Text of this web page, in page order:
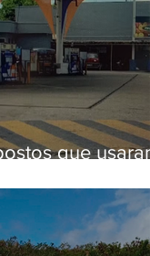
que usaram
em 2020